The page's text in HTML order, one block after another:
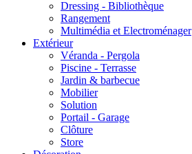
Dressing - Bibliothèque
Rangement
Multimédia et Electroménager
Extérieur
Véranda - Pergola
Piscine - Terrasse
Jardin & barbecue
Mobilier
Solution
Portail - Garage
Clôture
Store